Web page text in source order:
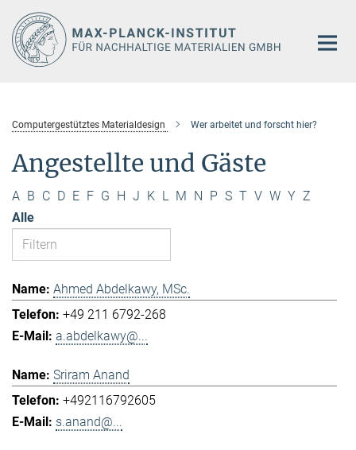
Hauptinhalt
Computergestütztes Materialdesign Wer arbeitet und forscht hier?
Angestellte und Gäste
A B C D E F G H J K L M N P S T V W Y Z
Alle
Ahmed Abdelkawy, MSc.
+49 211 6792-268
a.abdelkawy@...
Sriram Anand
+492116792605
s.anand@...